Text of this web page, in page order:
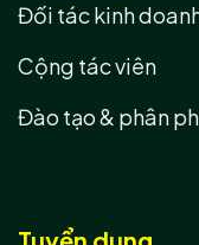
Đối tác kinh
Cộng tác viên
Đào tạo & phân